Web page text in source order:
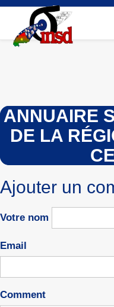
Aller
contenu
principal
ANNUAIRE
DE LA
Ajouter un
Votre nom
Email
Comment